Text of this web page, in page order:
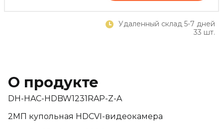
Удаленный склад 5-7 дней
33 шт.
О продукте
DH-HAC-HDBW1231RAP-Z-A
2МП купольная HDCVI-видеокамера